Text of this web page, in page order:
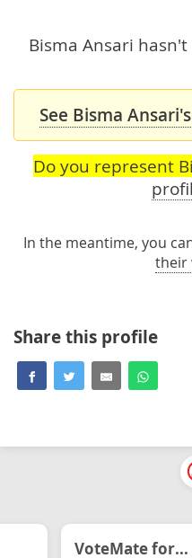
Bisma Ansari
See Bisma
Do you represent
In the meantime, you
their
Share this profile
VoteMate for...